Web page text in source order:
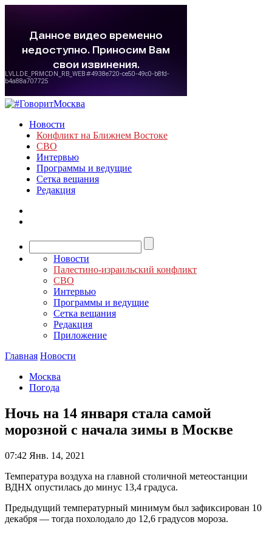
Новости
Конфликт на Ближнем Востоке
СВО
Интервью
Программы и ведущие
Сетка вещания
Редакция
Новости
Палестино-израильский конфликт
СВО
Интервью
Программы и ведущие
Сетка вещания
Редакция
Приложение
Главная Новости
Москва
Погода
Ночь на 14 января стала самой
морозной с начала зимы в Москве
07:42 Янв. 14, 2021
Температура воздуха на главной столичной метеостанции
ВДНХ опустилась до минус 13,4 градуса.
Предыдущий температурный минимум был зафиксирован 10
декабря — тогда похолодало до 12,6 градусов мороза.